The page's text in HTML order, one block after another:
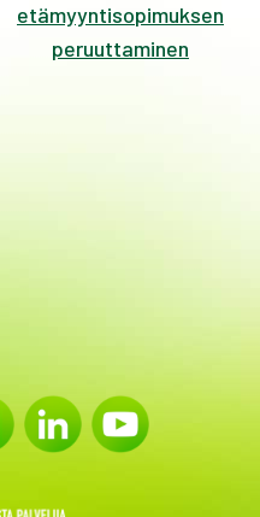
etämyyntisopimuksen
peruuttaminen